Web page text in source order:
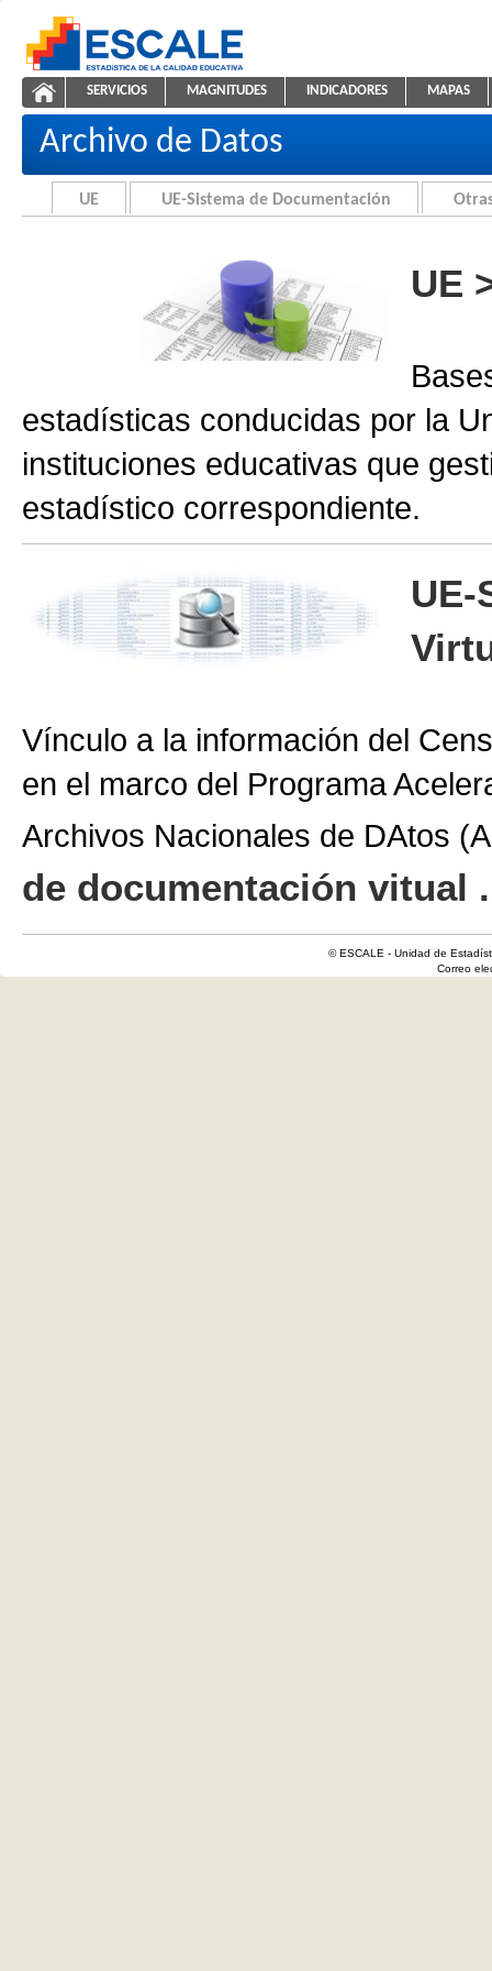
ESCALE - Unidad de Estadística Educativa
Archivo de Datos
NAVEGACIÓN
SERVICIOS MAGNITUDES INDICADORES MAPAS
Archivo de Datos
UE UE-Sistema de Documentación
UE
estadísticas conducidas por la
instituciones educativas que
estadístico correspondiente.
UE-
Vínculo a la información del
en el marco del Programa
Archivos Nacionales de DAtos
de documentación vitual
© ESCALE - Unidad de
Correo